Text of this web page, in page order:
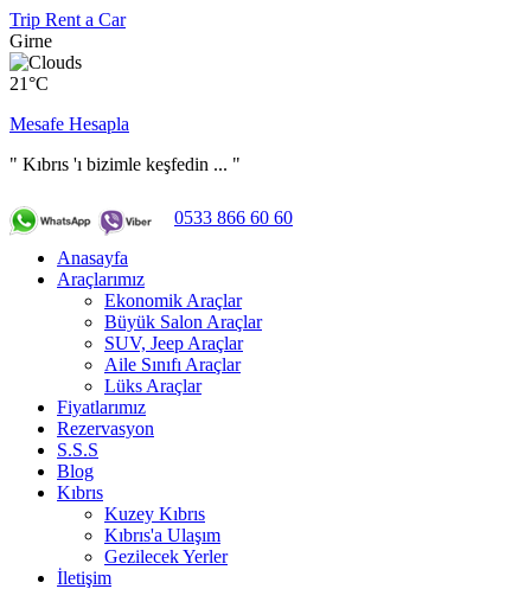
Trip Rent a Car
Girne
21°C
Mesafe Hesapla
" Kıbrıs 'ı bizimle keşfedin ... "
0533 866 60 60
Anasayfa
Araçlarımız
Ekonomik Araçlar
Büyük Salon Araçlar
SUV, Jeep Araçlar
Aile Sınıfı Araçlar
Lüks Araçlar
Fiyatlarımız
Rezervasyon
S.S.S
Blog
Kıbrıs
Kuzey Kıbrıs
Kıbrıs'a Ulaşım
Gezilecek Yerler
İletişim